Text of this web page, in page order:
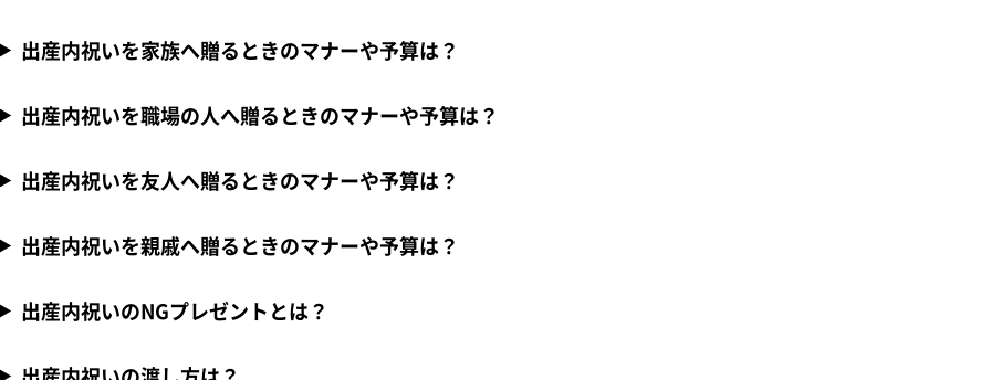
出産内祝いを家族へ贈るときのマナーや予算は？
出産内祝いを職場の人へ贈るときのマナーや予算は？
出産内祝いを友人へ贈るときのマナーや予算は？
出産内祝いを親戚へ贈るときのマナーや予算は？
出産内祝いのNGプレゼントとは？